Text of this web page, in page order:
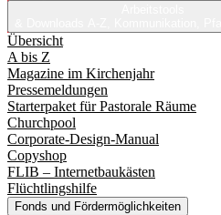
Übersicht
A bis Z
Magazine im Kirchenjahr
Pressemeldungen
Starterpaket für Pastorale Räume
Churchpool
Corporate-Design-Manual
Copyshop
FLIB – Internetbaukästen
Flüchtlingshilfe
Fonds und Fördermöglichkeiten